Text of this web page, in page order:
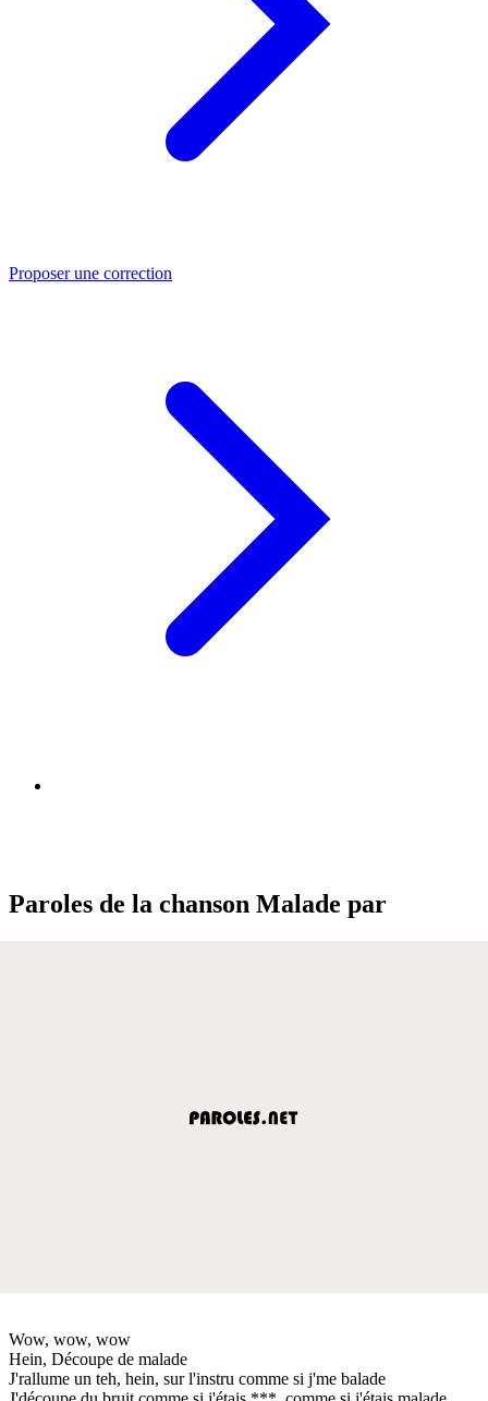
Proposer une correction
Paroles de la chanson Malade par
Wow, wow, wow
Hein, Découpe de malade
J'rallume un teh, hein, sur l'instru comme si j'me balade